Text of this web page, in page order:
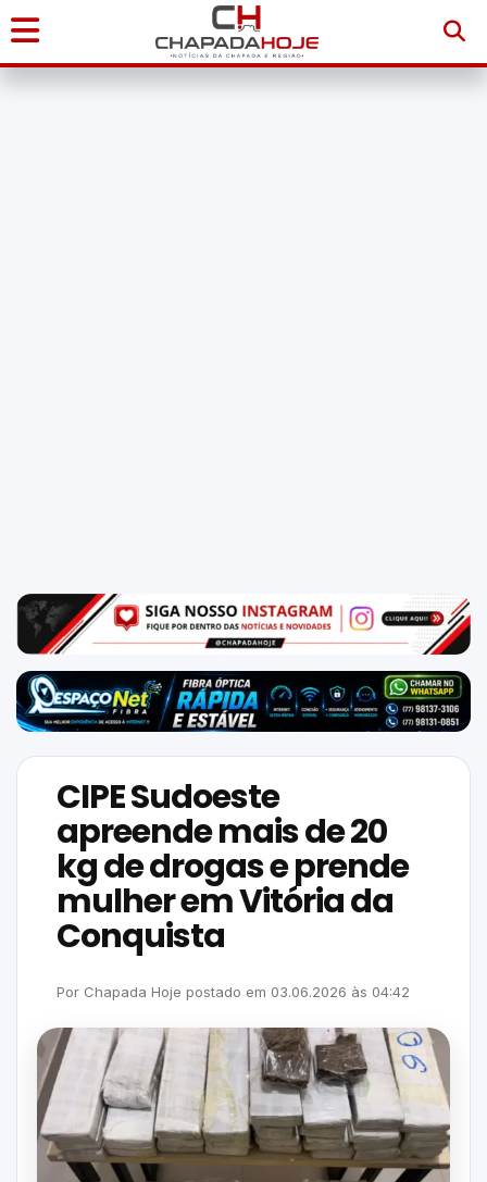
Início
NAS
NOSSAS
REDES
CIPE Sudoeste
apreende mais de 20
kg de drogas e prende
mulher em Vitória da
Conquista
Por Chapada Hoje postado em 03.06.2026 às 04:42